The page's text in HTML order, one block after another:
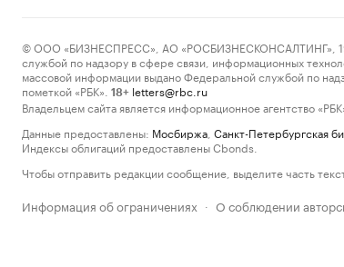
© ООО «БИЗНЕСПРЕСС», АО «РОСБИЗНЕСКОНСАЛТИНГ»,
службой по надзору в сфере связи, информационных
массовой информации выдано Федеральной службой по
пометкой «РБК».
18+ letters@rbc.ru
Владельцем сайта является информационное агентство
Данные предоставлены: Мосбиржа Санкт-Петербургская
Индексы облигаций предоставлены Cbonds.
Чтобы отправить редакции сообщение, выделите часть
Информация об ограничениях · О соблюдении